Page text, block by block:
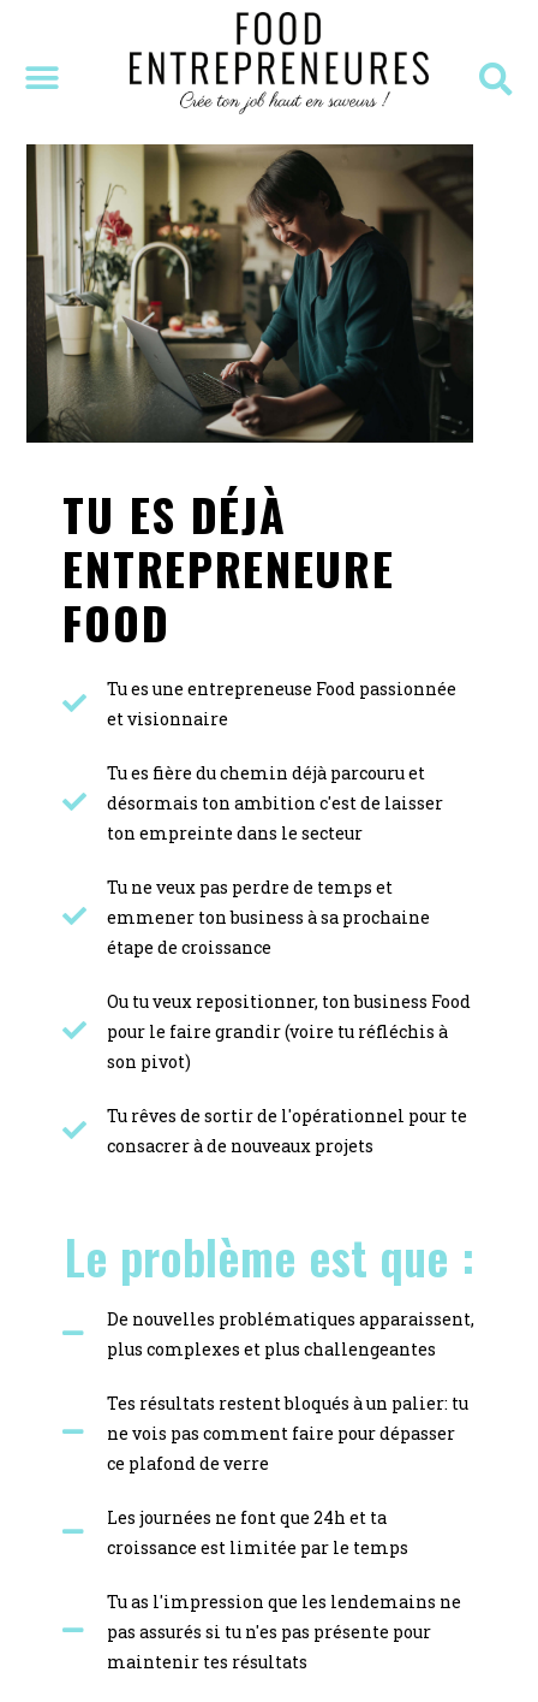
TU ES DÉJÀ
ENTREPRENEURE
FOOD
Tu es une entrepreneuse Food passionnée
et visionnaire
Tu es fière du chemin déjà parcouru et
désormais ton ambition c'est de laisser
ton empreinte dans le secteur
Tu ne veux pas perdre de temps et
emmener ton business à sa prochaine
étape de croissance
Ou tu veux repositionner, ton business Food
pour le faire grandir (voire tu réfléchis à
son pivot)
Tu rêves de sortir de l'opérationnel pour te
consacrer à de nouveaux projets
Le problème est que :
De nouvelles problématiques apparaissent,
plus complexes et plus challengeantes
Tes résultats restent bloqués à un palier: tu
ne vois pas comment faire pour dépasser
ce plafond de verre
Les journées ne font que 24h et ta
croissance est limitée par le temps
Tu as l'impression que les lendemains ne
pas assurés si tu n'es pas présente pour
maintenir tes résultats